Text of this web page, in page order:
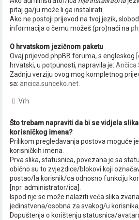
pitaj ga/ju može li ga instalirati.
Ako ne postoji prijevod na tvoj jezik,
informacija o čemu možeš (pro)naći na
O hrvatskom jezičnom paketu
Ovaj prijevod phpBB foruma, s engleskog
hrvatski, u potpunosti, napravila je: Ančica
Zadnju verziju ovog mog kompletnog
sa: ancica.sunceko.net
Vrh
Što trebam napraviti da bi se vidjela
korisničkog imena?
Prilikom pregledavanja postova moguće
korisničkih imena.
Prva slika, statusnica, povezana je sa
obično su to zvjezdice/blokovi koji
postao/la korisnik/ca odnosno funkciju
[npr. administrator/ica].
Ispod nje se može nalaziti veća slika
jedinstvena/osobna za svakog/u korisnika/
Dopuštenja o korištenju statusnica/